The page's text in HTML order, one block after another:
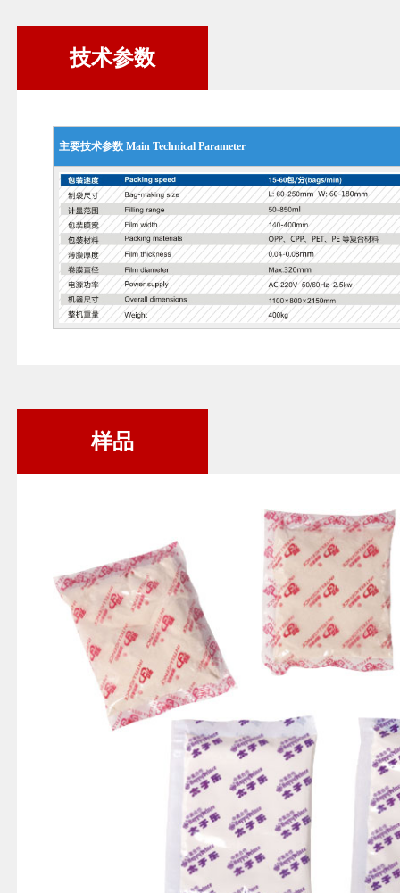
技术参数
主要技术参数 Main Technical Parameter
样品